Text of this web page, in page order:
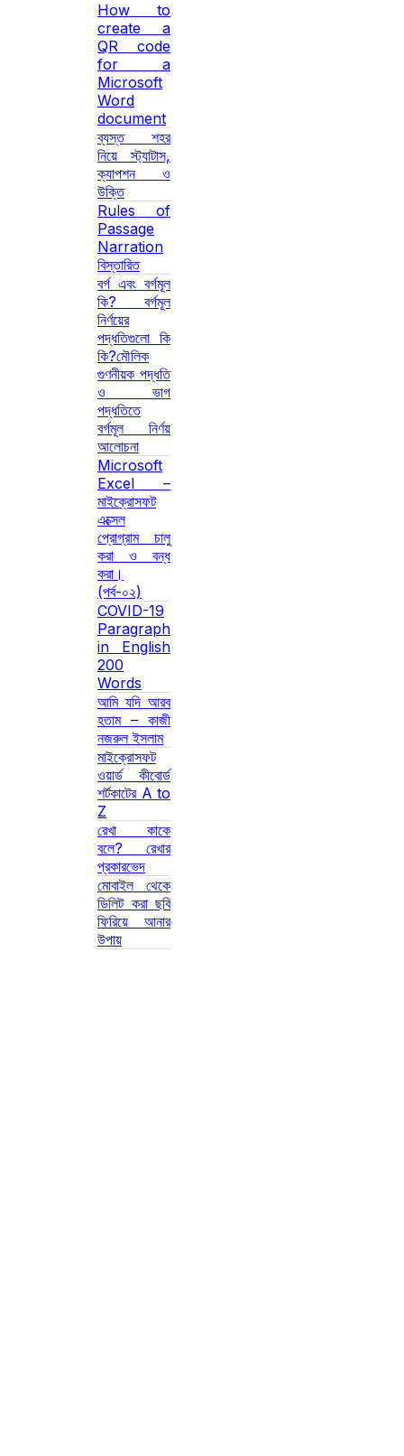
How to
create a
QR code
for a
Microsoft
Word
document
ব্যস্ত শহর
নিয়ে স্ট্যাটাস,
ক্যাপশন ও
উক্তি
Rules of
Passage
Narration
বিস্তারিত
বর্গ এবং বর্গমূল
কি? বর্গমূল
নির্ণয়ের
পদ্ধতিগুলো কি
কি?মৌলিক
গুণনীয়ক পদ্ধতি
ও ভাগ
পদ্ধতিতে
বর্গমূল নির্ণয়
আলোচনা
Microsoft
Excel –
মাইক্রোসফট
এক্সেল
প্রোগ্রাম চালু
করা ও বন্ধ
করা।
(পর্ব-০২)
COVID-19
Paragraph
in English
200
Words
আমি যদি আরব
হতাম – কাজী
নজরুল ইসলাম
মাইক্রোসফট
ওয়ার্ড কীবোর্ড
শর্টকাটের A to
Z
রেখা কাকে
বলে? রেখার
প্রকারভেদ
মোবাইল থেকে
ডিলিট করা ছবি
ফিরিয়ে আনার
উপায়